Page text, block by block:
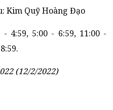
Kim Quỹ Hoàng Đạo
4:59, 5:00 - 6:59, 11:00 -
(12/2/2022)